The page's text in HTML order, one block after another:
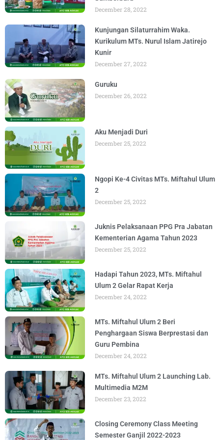
December 28, 2022
Kunjungan Silaturrahim Waka.
Kurikulum MTs. Nurul Islam Jatirejo
Kunir
December 27, 2022
Guruku
December 26, 2022
Aku Menjadi Duri
December 25, 2022
Ngopi Ke-4 Civitas MTs. Miftahul Ulum
2
December 25, 2022
Juknis Pelaksanaan PPG Pra Jabatan
Kementerian Agama Tahun 2023
December 25, 2022
Hadapi Tahun 2023, MTs. Miftahul
Ulum 2 Gelar Rapat Kerja
December 24, 2022
MTs. Miftahul Ulum 2 Beri
Penghargaan Siswa Berprestasi dan
Guru Pembina
December 24, 2022
MTs. Miftahul Ulum 2 Launching Lab.
Multimedia M2M
December 23, 2022
Closing Ceremony Class Meeting
Semester Ganjil 2022-2023